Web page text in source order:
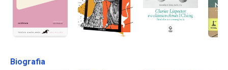
Biografia